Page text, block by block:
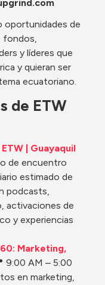
oportunidades de
fondos,
y líderes que
y quieran ser
ecuatoriano.
de ETW
| Guayaquil
de encuentro
estimado de
podcasts,
activaciones de
y experiencias
Marketing,
9:00 AM – 5:00
en marketing,